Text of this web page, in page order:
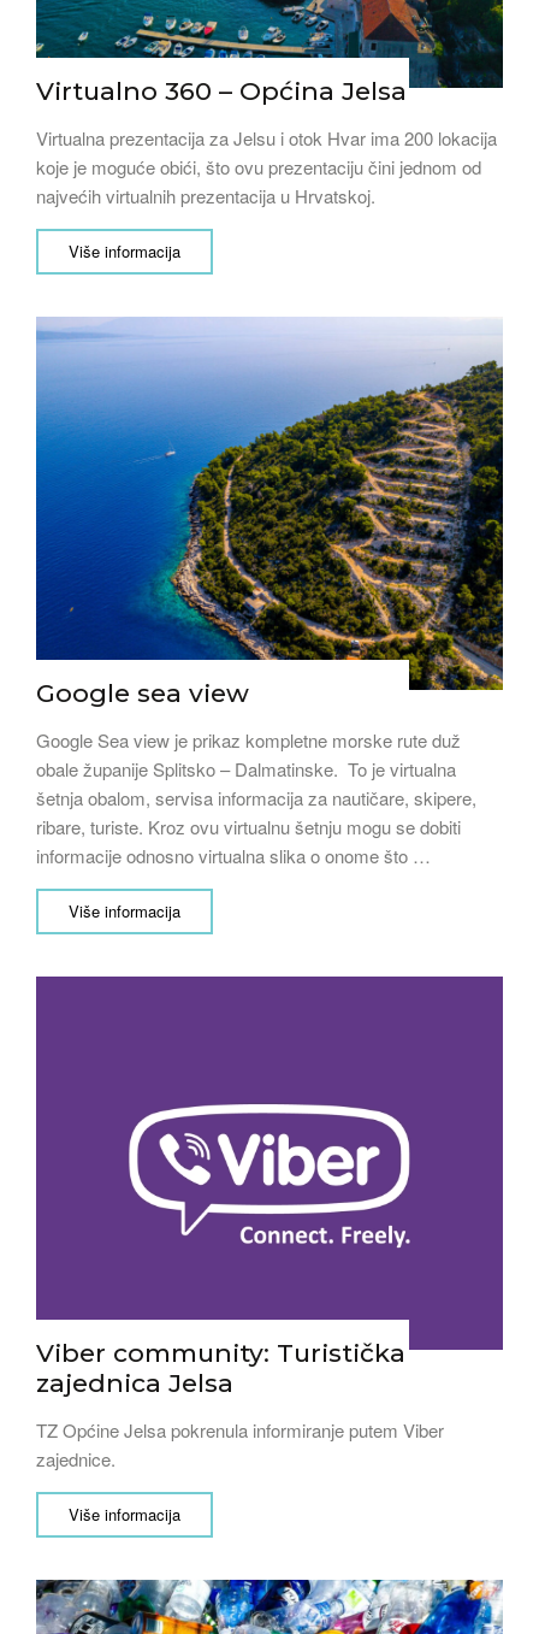
Virtualno 360 – Općina Jelsa
Virtualna prezentacija za Jelsu i otok Hvar ima 200 lokacija
koje je moguće obići, što ovu prezentaciju čini jednom od
najvećih virtualnih prezentacija u Hrvatskoj.
Više informacija
Google sea view
Google Sea view je prikaz kompletne morske rute duž
obale županije Splitsko – Dalmatinske. To je virtualna
šetnja obalom, servisa informacija za nautičare, skipere,
ribare, turiste. Kroz ovu virtualnu šetnju mogu se dobiti
informacije odnosno virtualna slika o onome što …
Više informacija
Viber community: Turistička
zajednica Jelsa
TZ Općine Jelsa pokrenula informiranje putem Viber
zajednice.
Više informacija